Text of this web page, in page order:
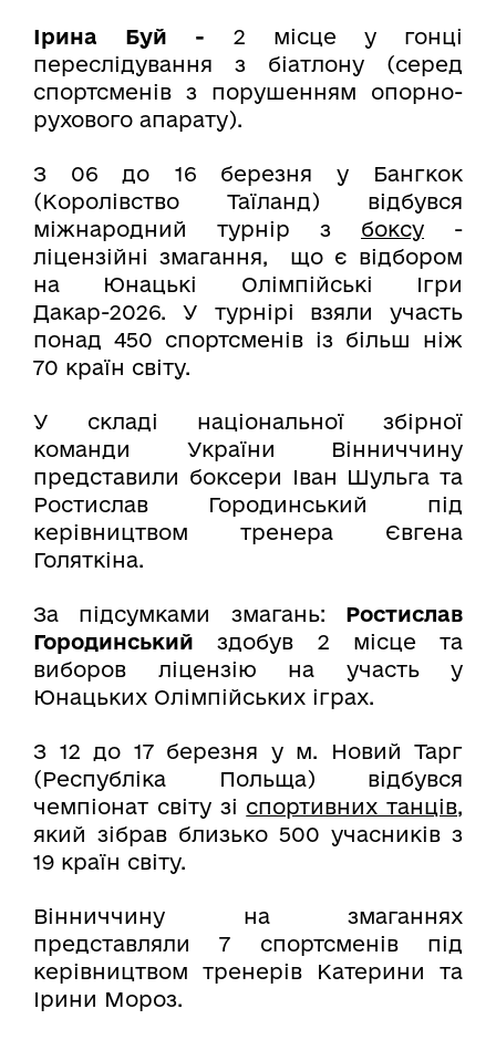
Ірина Буй - 2 місце у гонці
переслідування з біатлону (серед
спортсменів з порушенням опорно-
рухового апарату).
З 06 до 16 березня у Бангкок
(Королівство Таїланд) відбувся
міжнародний турнір з боксу -
ліцензійні змагання, що є відбором
на Юнацькі Олімпійські Ігри
Дакар-2026. У турнірі взяли участь
понад 450 спортсменів із більш ніж
70 країн світу.
У складі національної збірної
команди України Вінниччину
представили боксери Іван Шульга та
Ростислав Городинський під
керівництвом тренера Євгена
Голяткіна.
За підсумками змагань: Ростислав
Городинськийздобув 2 місце та
виборов ліцензію на участь у
Юнацьких Олімпійських іграх.
З 12 до 17 березня у м. Новий Тарг
(Республіка Польща) відбувся
чемпіонат світу зі спортивних танців,
який зібрав близько 500 учасників з
19 країн світу.
Вінниччину на змаганнях
представляли 7 спортсменів під
керівництвом тренерів Катерини та
Ірини Мороз.